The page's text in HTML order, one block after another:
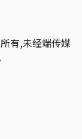
有,未经端传媒